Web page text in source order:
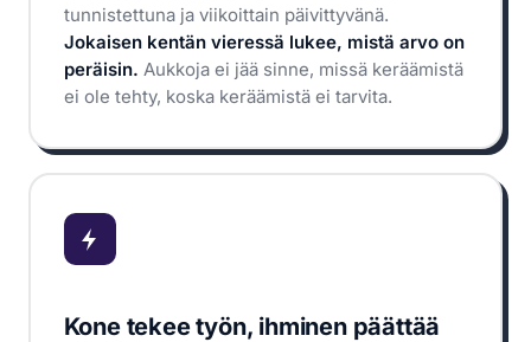
tunnistettuna ja viikoittain päivittyvänä.
Jokaisen kentän vieressä lukee, mistä arvo on
peräisin. Aukkoja ei jää sinne, missä keräämistä
ei ole tehty, koska keräämistä ei tarvita.
Kone tekee työn, ihminen päättää